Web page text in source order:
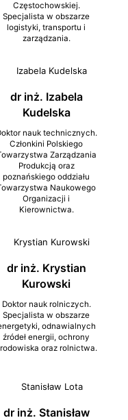
Częstochowskiej.
Specjalista w obszarze
logistyki, transportu i
zarządzania.
dr inż. Izabela
Kudelska
nauk technicznych.
Członkini Polskiego
Zarządzania
Produkcją oraz
poznańskiego oddziału
Naukowego
Organizacji i
Kierownictwa.
dr inż. Krystian
Kurowski
Doktor nauk rolniczych.
Specjalista w obszarze
odnawialnych
źródeł energii, ochrony
oraz rolnictwa.
dr inż. Stanisław